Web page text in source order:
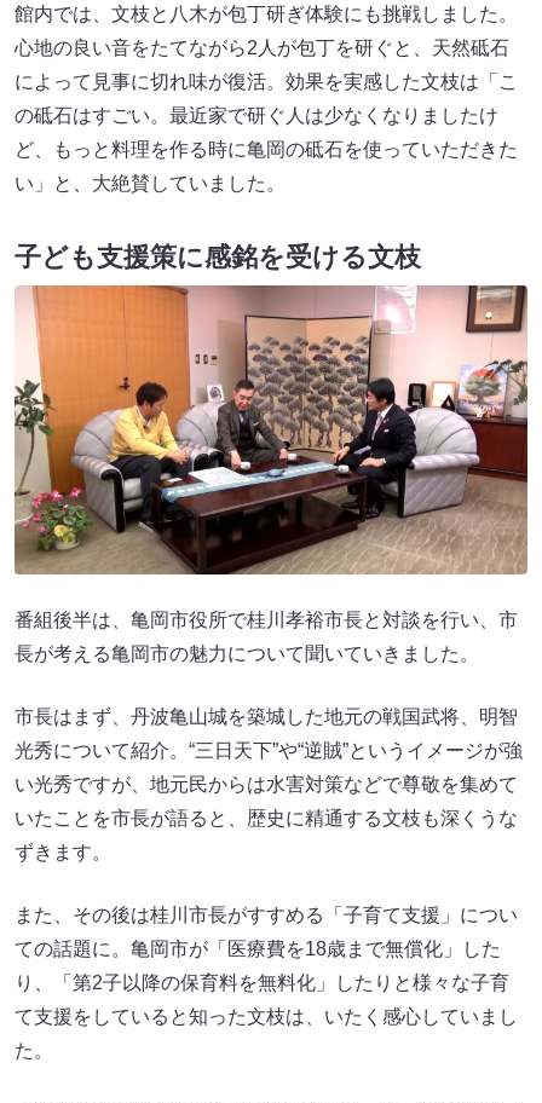
館内では、文枝と八木が包丁研ぎ体験にも挑戦しました。
心地の良い音をたてながら2人が包丁を研ぐと、天然砥石
によって見事に切れ味が復活。効果を実感した文枝は「こ
の砥石はすごい。最近家で研ぐ人は少なくなりましたけ
ど、もっと料理を作る時に亀岡の砥石を使っていただきた
い」と、大絶賛していました。
子ども支援策に感銘を受ける文枝
番組後半は、亀岡市役所で桂川孝裕市長と対談を行い、市
長が考える亀岡市の魅力について聞いていきました。
市長はまず、丹波亀山城を築城した地元の戦国武将、明智
光秀について紹介。“三日天下”や“逆賊”というイメージが強
い光秀ですが、地元民からは水害対策などで尊敬を集めて
いたことを市長が語ると、歴史に精通する文枝も深くうな
ずきます。
また、その後は桂川市長がすすめる「子育て支援」につい
ての話題に。亀岡市が「医療費を18歳まで無償化」した
り、「第2子以降の保育料を無料化」したりと様々な子育
て支援をしていると知った文枝は、いたく感心していまし
た。